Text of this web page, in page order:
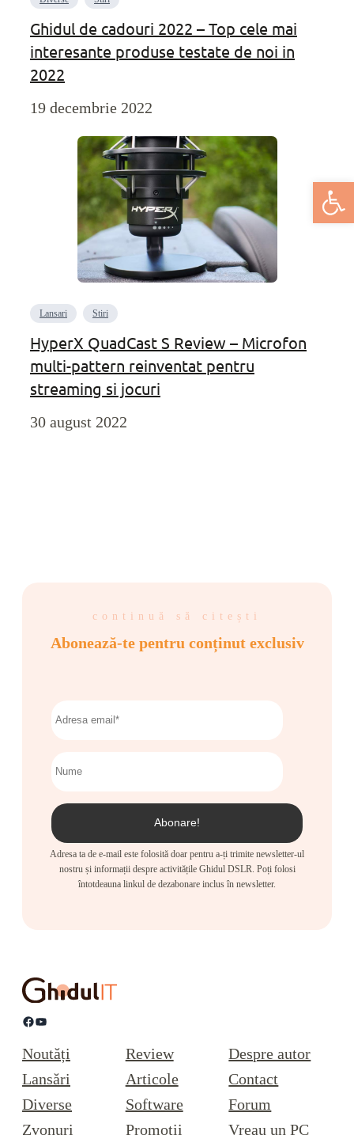
Deschide
Ghidul de cadouri 2022 – Top cele mai
interesante produse testate de noi in
2022
19 decembrie 2022
Lansari Stiri
HyperX QuadCast S Review – Microfon
multi-pattern reinventat pentru
streaming si jocuri
30 august 2022
continuă să citești
Abonează-te pentru conținut exclusiv
Adresa ta de e-mail este folosită doar pentru a-ți trimite newsletter-ul
nostru și informații despre activitățile Ghidul DSLR. Poți folosi
întotdeauna linkul de dezabonare inclus în newsletter.
Facebook YouTube
Noutăți
Lansări
Diverse
Zvonuri
Review
Articole
Software
Promoții
Despre autor
Contact
Forum
Vreau un PC